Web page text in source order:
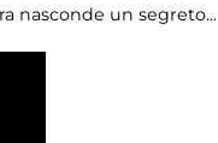
nasconde un segreto...